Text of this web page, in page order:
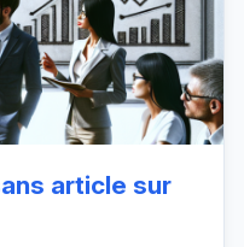
article sur